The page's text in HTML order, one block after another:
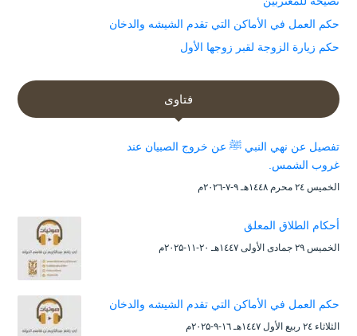
حكم العمل في الأماكن التي تقدم الشيشه والدخان
حكم زيارة الزوجة لقبر زوجها الأول
فتاوى
تفصيل عن نهي النبي ﷺ عن خروج الصبيان عند
غروب الشمس.
الخميس ۲٤ محرم ۱٤٤۸هـ ۹-۷-۲۰۲٦م
أحكام الطلاق المعلق
الخميس ۲۹ جمادى الأولى ۱٤٤۷هـ ۲۰-۱۱-۲۰۲۵م
حكم العمل في الأماكن التي تقدم الشيشه والدخان
الثلاثاء ۲٤ ربيع الأول ۱٤٤۷هـ ۱٦-۹-۲۰۲۵م